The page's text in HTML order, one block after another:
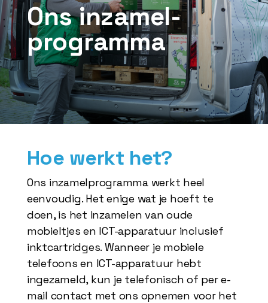
Ons inzamel­
programma
Hoe werkt het?
Ons inzamelprogramma werkt heel
eenvoudig. Het enige wat je hoeft te
doen, is het inzamelen van oude
mobieltjes en ICT-apparatuur inclusief
inktcartridges. Wanneer je mobiele
telefoons en ICT-apparatuur hebt
ingezameld, kun je telefonisch of per e-
mail contact met ons opnemen voor het